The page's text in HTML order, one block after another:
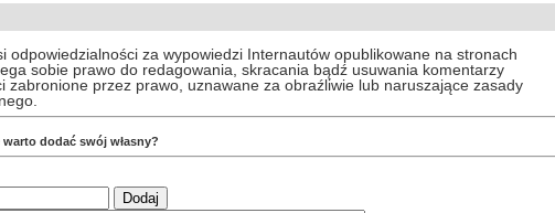
odpowiedzialności za wypowiedzi Internautów opublikowane na stronach
sobie prawo do redagowania, skracania bądź usuwania komentarzy
zabronione przez prawo, uznawane za obraźliwie lub naruszające zasady
dodać swój własny?